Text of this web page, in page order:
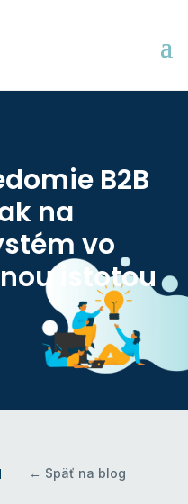
B2B
na
vo
istotou
← Späť na blog